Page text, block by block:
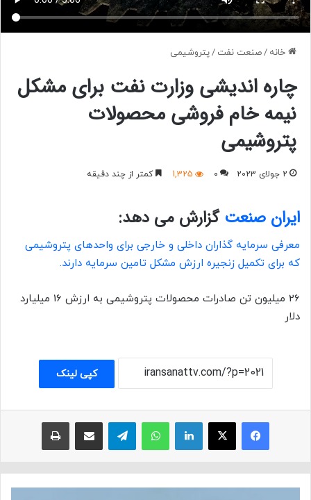
خانه /صنعت نفت /پتروشیمی
چاره اندیشی وزارت نفت برای مشکل
نیمه خام فروشی محصولات
پتروشیمی
2 جولای 2023 0
1,325 کمتر از چند دقیقه
ایران صنعت گزارش می دهد:
معرفی سرمایه گذاران داخلی و خارجی برای واحدهای پتروشیمی
که برای تکمیل زنجیره ارزش مشکل تامین سرمایه دارند.
26 میلیون تن صادرات محصولات پتروشیمی به ارزش 16 میلیارد
دلار
کپی لینک
فیسبوک ایکس لینکداین واتس آپ تلگرام